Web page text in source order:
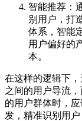
智能推荐：
别用户，打
体系，智能
用户偏好的
本。
在这样的逻辑下
之间的用户导流
的用户群体时，
发，精准识别用户